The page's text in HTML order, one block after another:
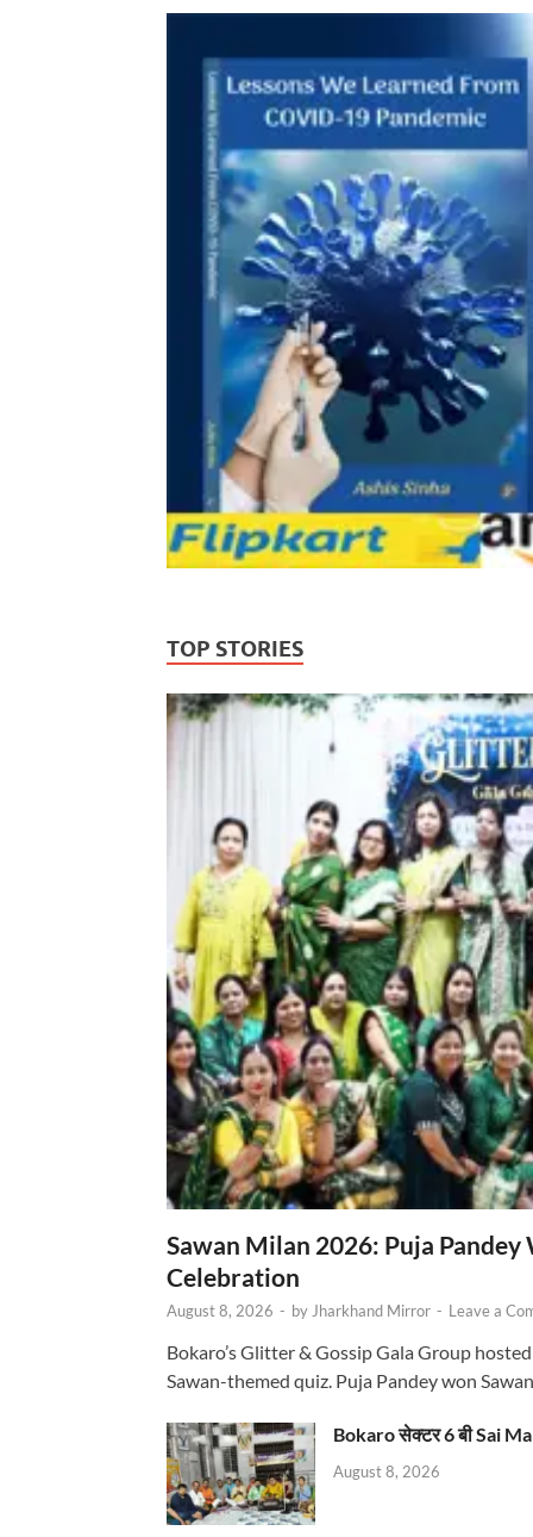
TOP STORIES
Sawan Milan 2026: Puja
Celebration
August 8, 2026 - by Jharkhand Mirror - Leave a
Bokaro’s Glitter & Gossip Gala Group
Sawan-themed quiz. Puja Pandey won
Bokaro सेक्टर 6 बी Sai
August 8, 2026